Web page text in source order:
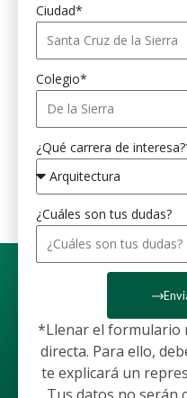
Ciudad*
Colegio*
¿Qué carrera de
¿Cuáles son tus dudas?
*Llenar el formulario
directa. Para ello,
te explicará un